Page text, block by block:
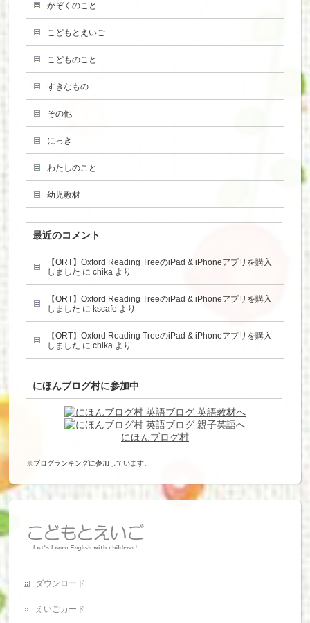
かぞくのこと
こどもとえいご
こどものこと
すきなもの
その他
にっき
わたしのこと
幼児教材
最近のコメント
【ORT】Oxford Reading TreeのiPad & iPhoneアプリを購入
しました にchika より
【ORT】Oxford Reading TreeのiPad & iPhoneアプリを購入
しました に kscafe より
【ORT】Oxford Reading TreeのiPad & iPhoneアプリを購入
しました にchika より
にほんブログ村に参加中
にほんブログ村
※ブログランキングに参加しています。
ダウンロード
えいごカード